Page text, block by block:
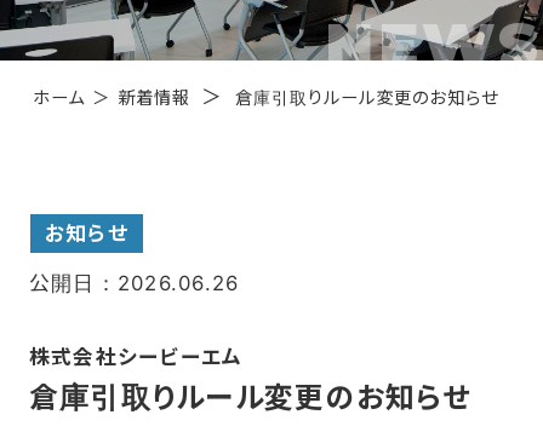
NEWS
ホーム ＞ 新着情報 ＞ 倉庫引取りルール変更のお知らせ
お知らせ
公開日：2026.06.26
株式会社シービーエム
倉庫引取りルール変更のお知らせ